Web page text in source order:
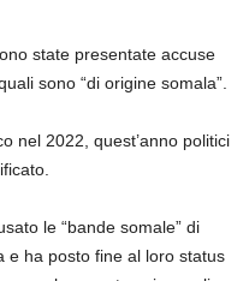
state presentate accuse
sono “di origine somala”.
nel 2022, quest’anno politici
le “bande somale” di
e ha posto fine al loro status